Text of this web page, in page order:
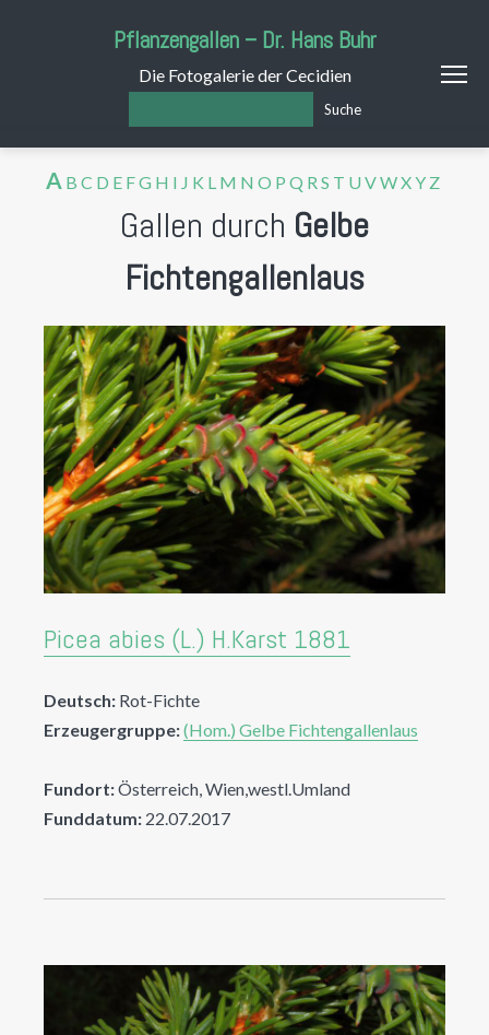
Pflanzengallen – Dr. Hans Buhr
Die Fotogalerie der Cecidien
Suche
A B C D E FG H I J K L M N O P Q R S T U VWXY Z
Gallen durch Gelbe
Fichtengallenlaus
Picea abies (L.) H.Karst 1881
Deutsch: Rot-Fichte
Erzeugergruppe:(Hom.) Gelbe Fichtengallenlaus
Fundort:Österreich, Wien,westl.Umland
Funddatum: 22.07.2017